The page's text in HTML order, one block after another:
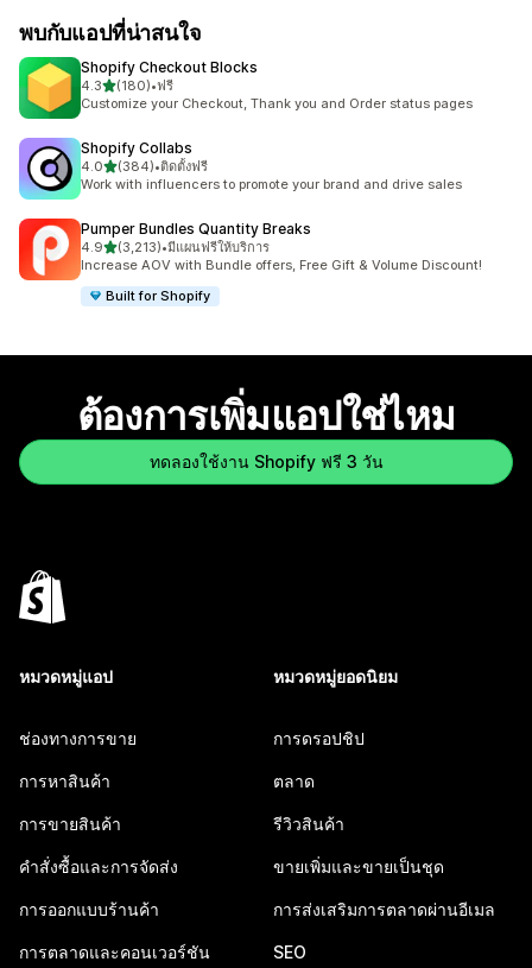
พบกับแอปที่น่าสนใจ
Shopify Checkout Blocks
4.3เต็ม 5 ดาว
(180)
ทั้งหมด 180 รีวิว
•ฟรี
Customize your Checkout, Thank you and Order status pages
Shopify Collabs
4.0เต็ม 5 ดาว
(384)
ทั้งหมด 384 รีวิว
•ติดตั้งฟรี
Work with influencers to promote your brand and drive sales
Pumper Bundles Quantity Breaks
4.9เต็ม 5 ดาว
(3,213)
ทั้งหมด 3213 รีวิว
•มีแผนฟรีให้บริการ
Increase AOV with Bundle offers, Free Gift & Volume Discount!
Built for Shopify
ต้องการเพิ่มแอปใช่ไหม
ทดลองใช้งาน Shopify ฟรี 3 วัน
หมวดหมู่แอป
ช่องทางการขาย
การหาสินค้า
การขายสินค้า
คำสั่งซื้อและการจัดส่ง
การออกแบบร้านค้า
การตลาดและคอนเวอร์ชัน
หมวดหมู่ยอดนิยม
การดรอปชิป
ตลาด
รีวิวสินค้า
ขายเพิ่มและขายเป็นชุด
การส่งเสริมการตลาดผ่านอีเมล
SEO